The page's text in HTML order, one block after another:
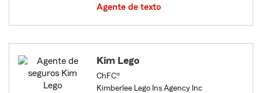
Agente de texto
Kim Lego
ChFC®
Kimberlee Lego Ins Agency Inc